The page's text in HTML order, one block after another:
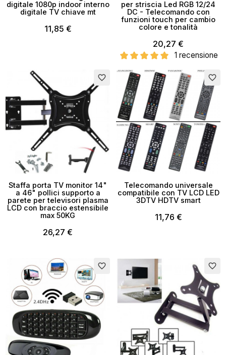
digitale 1080p indoor interno
digitale TV chiave mt
11,85 €
per striscia Led RGB 12/24
DC - Telecomando con
funzioni touch per cambio
colore e tonalità
20,27 €
1 recensione
favorite_border
Staffa porta TV monitor 14"
a 46" pollici supporto a
parete per televisori plasma
LCD con braccio estensibile
max 50KG
26,27 €
favorite_border
Telecomando universale
compatibile con TV LCD LED
3DTV HDTV smart
11,76 €
favorite_border favorite_border
Crea lista dei desideri ×
Nome lista dei desideri